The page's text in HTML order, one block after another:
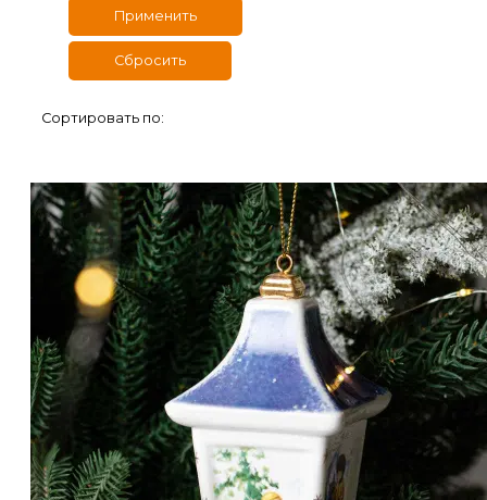
Применить
Сбросить
Сортировать по: